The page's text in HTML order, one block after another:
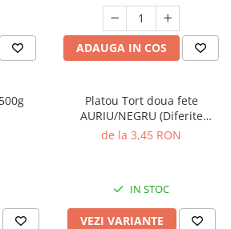
ADAUGA IN COS
Platou Tort doua fete
AURIU/NEGRU (Diferite
dimensiuni)
de la 3,45 RON
IN STOC
VEZI VARIANTE